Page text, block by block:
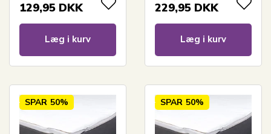
129,95 DKK
Læg i kurv
229,95 DKK
Læg i kurv
SPAR 50% SPAR 50%